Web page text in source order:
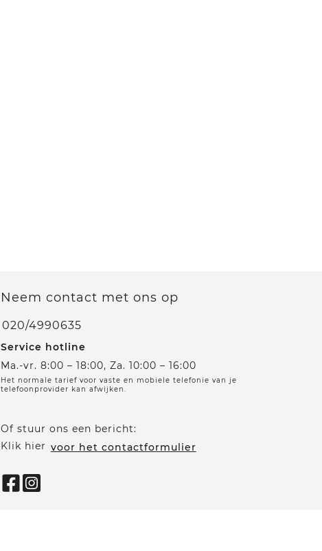
Neem contact met ons op
020/4990635
Service hotline
Ma.-vr. 8:00 – 18:00, Za. 10:00 – 16:00
Het normale tarief voor vaste en mobiele telefonie van je
telefoonprovider kan afwijken.
Of stuur ons een bericht:
Klik hier voor het contactformulier